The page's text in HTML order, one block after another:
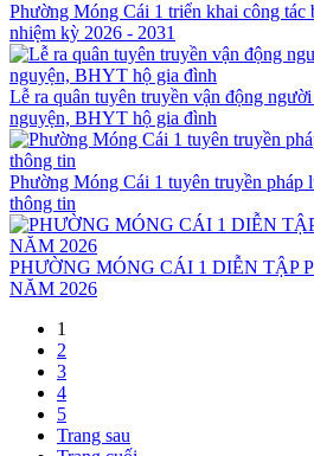
Phường Móng Cái 1 triển khai công tác
nhiệm kỳ 2026 - 2031
Lễ ra quân tuyên truyền vận động
nguyện, BHYT hộ gia đình
Phường Móng Cái 1 tuyên truyền pháp
thông tin
PHƯỜNG MÓNG CÁI 1 DIỄN TẬP
NĂM 2026
1
2
3
4
5
Trang sau